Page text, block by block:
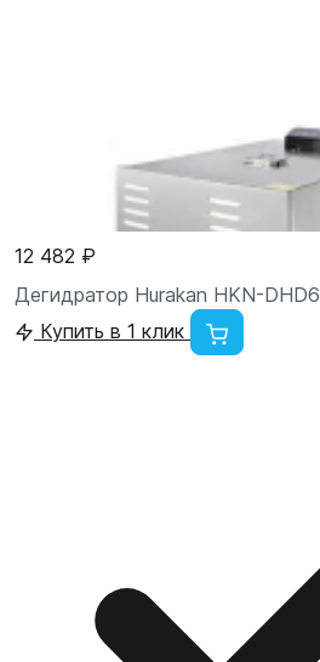
12 482 ₽
Дегидратор Hurakan HKN-DHD6
Купить в 1 клик